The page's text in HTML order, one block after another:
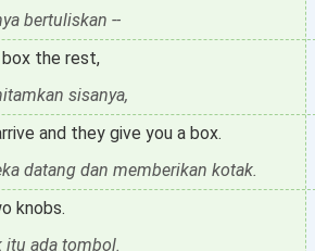
bertuliskan --
the rest,
sisanya,
and they give you a box.
datang dan memberikan kotak.
knobs.
itu ada tombol.